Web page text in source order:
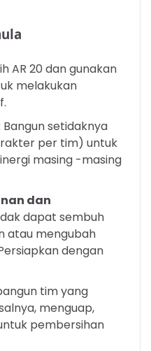
AR 20 dan gunakan
melakukan
Bangun setidaknya
per tim) untuk
masing -masing
dan
dapat sembuh
atau mengubah
dengan
tim yang
menguap,
pembersihan